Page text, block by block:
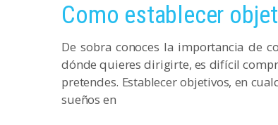
Como establecer
De sobra conoces la importancia de
dónde quieres dirigirte, es difícil
pretendes. Establecer objetivos, en
sueños en